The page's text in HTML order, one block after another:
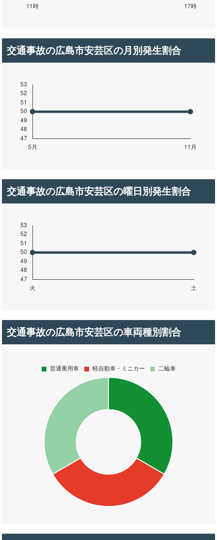
交通事故の広島市安芸区の月別発生割合
交通事故の広島市安芸区の曜日別発生割合
交通事故の広島市安芸区の車両種別割合